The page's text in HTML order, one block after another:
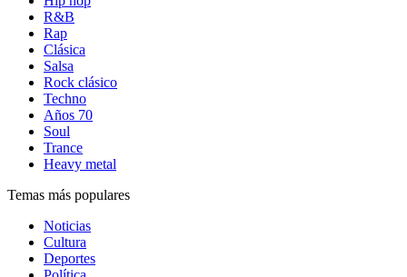
R&B
Rap
Clásica
Salsa
Rock clásico
Techno
Años 70
Soul
Trance
Heavy metal
Temas más populares
Noticias
Cultura
Deportes